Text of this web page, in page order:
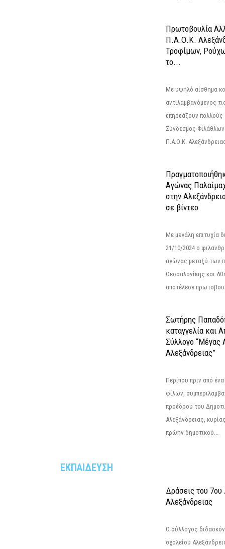
Πρωτοβουλία
Π.Α.Ο.Κ.
Τροφίμων,
το...
Με υψηλό αίσθημα
αντιλαμβανόμενος
επηρεάζουν πολλούς
Σύνδεσμος
Π.Α.Ο.Κ.
Αγώνας
στην
σε βίντεο
Με μεγάλη επιτυχία
21/10/2024 ο
αγώνας μεταξύ των
Θεσσαλονίκης και
αποτέλεσε
Σωτήρης
καταγγελία και
Σύλλογο “Μέγας
Αλεξάνδρειας”
Περίπου πριν από
φίλων,
προέδρου του
Αλεξάνδρειας,
πρώην δημοτικού...
ΕΚΠΑΙΔΕΥΣΗ
Δράσεις του 7ου
Αλεξάνδρειας
Ο σύλλογος
σχολείου